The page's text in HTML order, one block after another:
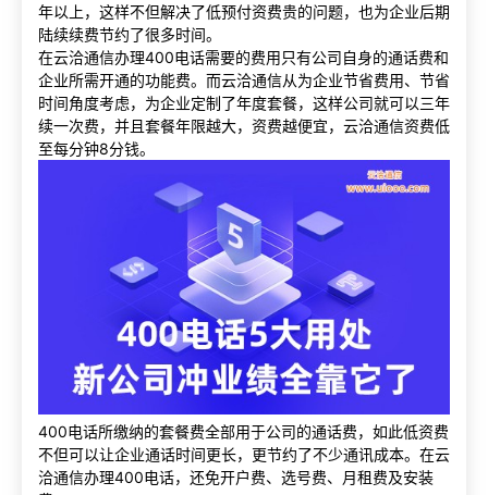
年以上，这样不但解决了低预付资费贵的问题，也为企业后期
陆续续费节约了很多时间。
在云洽通信办理400电话需要的费用只有公司自身的通话费和
企业所需开通的功能费。而云洽通信从为企业节省费用、节省
时间角度考虑，为企业定制了年度套餐，这样公司就可以三年
续一次费，并且套餐年限越大，资费越便宜，云洽通信资费低
至每分钟8分钱。
400电话所缴纳的套餐费全部用于公司的通话费，如此低资费
不但可以让企业通话时间更长，更节约了不少通讯成本。在云
洽通信办理400电话，还免开户费、选号费、月租费及安装